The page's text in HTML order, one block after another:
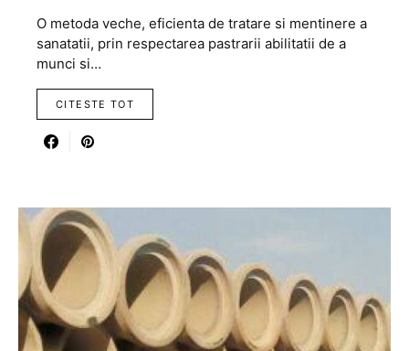
O metoda veche, eficienta de tratare si mentinere a
sanatatii, prin respectarea pastrarii abilitatii de a
munci si…
CITESTE TOT